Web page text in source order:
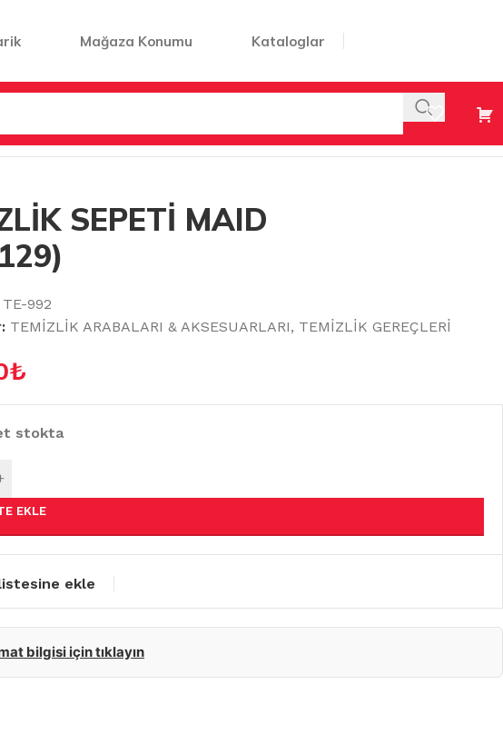
Mağaza Konumu Kataloglar
SEPETİ MAID
TE-992
TEMİZLİK ARABALARI & AKSESUARLARI, TEMİZLİK GEREÇLERİ
₺
stokta
EKLE
ekle
bilgisi için tıklayın